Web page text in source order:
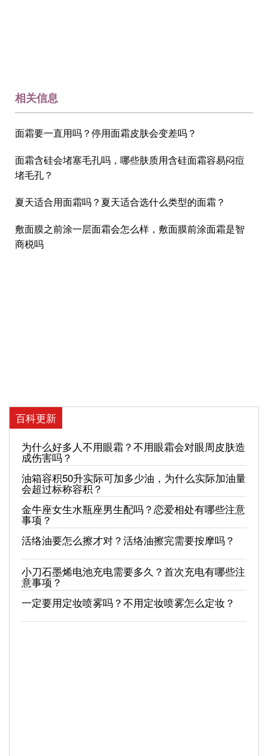
相关信息
面霜要一直用吗？停用面霜皮肤会变差吗？
面霜含硅会堵塞毛孔吗，哪些肤质用含硅面霜容易闷痘
堵毛孔？
夏天适合用面霜吗？夏天适合选什么类型的面霜？
敷面膜之前涂一层面霜会怎么样，敷面膜前涂面霜是智
商税吗
百科更新
为什么好多人不用眼霜？不用眼霜会对眼周皮肤造
成伤害吗？
油箱容积50升实际可加多少油，为什么实际加油量
会超过标称容积？
金牛座女生水瓶座男生配吗？恋爱相处有哪些注意
事项？
活络油要怎么擦才对？活络油擦完需要按摩吗？
小刀石墨烯电池充电需要多久？首次充电有哪些注
意事项？
一定要用定妆喷雾吗？不用定妆喷雾怎么定妆？